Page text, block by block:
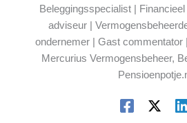
Beleggingsspecialist |
adviseur |
ondernemer | Gast commentator
Mercurius Vermogensbeheer,